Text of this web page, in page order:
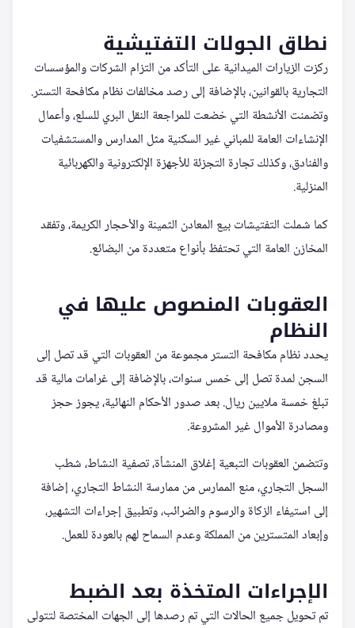
نطاق الجولات التفتيشية
ركزت الزيارات الميدانية على التأكد من التزام الشركات والمؤسسات
التجارية بالقوانين، بالإضافة إلى رصد مخالفات نظام مكافحة التستر.
وتضمنت الأنشطة التي خضعت للمراجعة النقل البري للسلع، وأعمال
الإنشاءات العامة للمباني غير السكنية مثل المدارس والمستشفيات
والفنادق، وكذلك تجارة التجزئة للأجهزة الإلكترونية والكهربائية
المنزلية.
كما شملت التفتيشات بيع المعادن الثمينة والأحجار الكريمة، وتفقد
المخازن العامة التي تحتفظ بأنواع متعددة من البضائع.
العقوبات المنصوص عليها في
النظام
يحدد نظام مكافحة التستر مجموعة من العقوبات التي قد تصل إلى
السجن لمدة تصل إلى خمس سنوات، بالإضافة إلى غرامات مالية قد
تبلغ خمسة ملايين ريال. بعد صدور الأحكام النهائية، يجوز حجز
ومصادرة الأموال غير المشروعة.
وتتضمن العقوبات التبعية إغلاق المنشأة، تصفية النشاط، شطب
السجل التجاري، منع الممارس من ممارسة النشاط التجاري، إضافة
إلى استيفاء الزكاة والرسوم والضرائب، وتطبيق إجراءات التشهير،
وإبعاد المتسترين من المملكة وعدم السماح لهم بالعودة للعمل.
الإجراءات المتخذة بعد الضبط
تم تحويل جميع الحالات التي تم رصدها إلى الجهات المختصة لتتولى